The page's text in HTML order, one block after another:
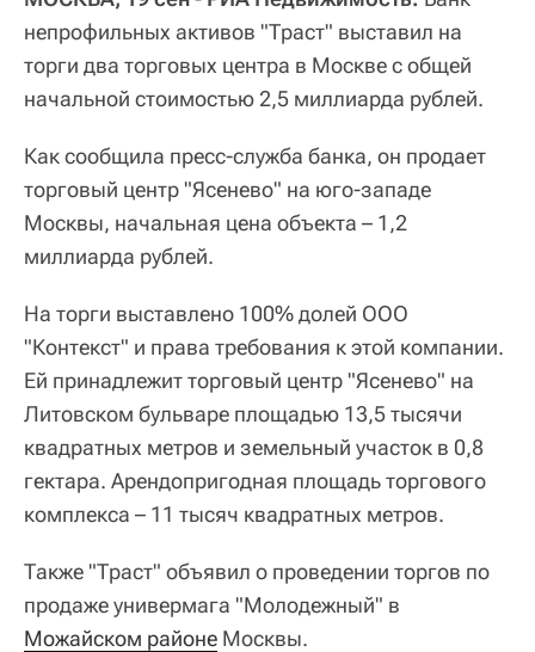
непрофильных активов "Траст" выставил на
торги два торговых центра в Москве с общей
начальной стоимостью 2,5 миллиарда рублей.
Как сообщила пресс-служба банка, он продает
торговый центр "Ясенево" на юго-западе
Москвы, начальная цена объекта – 1,2
миллиарда рублей.
На торги выставлено 100% долей ООО
"Контекст" и права требования к этой компании.
Ей принадлежит торговый центр "Ясенево" на
Литовском бульваре площадью 13,5 тысячи
квадратных метров и земельный участок в 0,8
гектара. Арендопригодная площадь торгового
комплекса – 11 тысяч квадратных метров.
Также "Траст" объявил о проведении торгов по
продаже универмага "Молодежный" в
Можайском районе Москвы.